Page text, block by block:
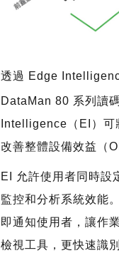
透過 Edge
DataMan 80 系列讀
Intelligence（EI）可
改善整體設備效益（
EI
允許使用者同時設
監控和分析系統效能
即通知使用者，讓作
檢視工具，更快速識